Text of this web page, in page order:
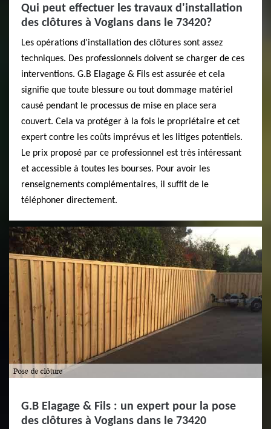
Qui peut effectuer les travaux d'installation
des clôtures à Voglans dans le 73420?
Les opérations d'installation des clôtures sont assez
techniques. Des professionnels doivent se charger de ces
interventions. G.B Elagage & Fils est assurée et cela
signifie que toute blessure ou tout dommage matériel
causé pendant le processus de mise en place sera
couvert. Cela va protéger à la fois le propriétaire et cet
expert contre les coûts imprévus et les litiges potentiels.
Le prix proposé par ce professionnel est très intéressant
et accessible à toutes les bourses. Pour avoir les
renseignements complémentaires, il suffit de le
téléphoner directement.
G.B Elagage & Fils : un expert pour la pose
des clôtures à Voglans dans le 73420